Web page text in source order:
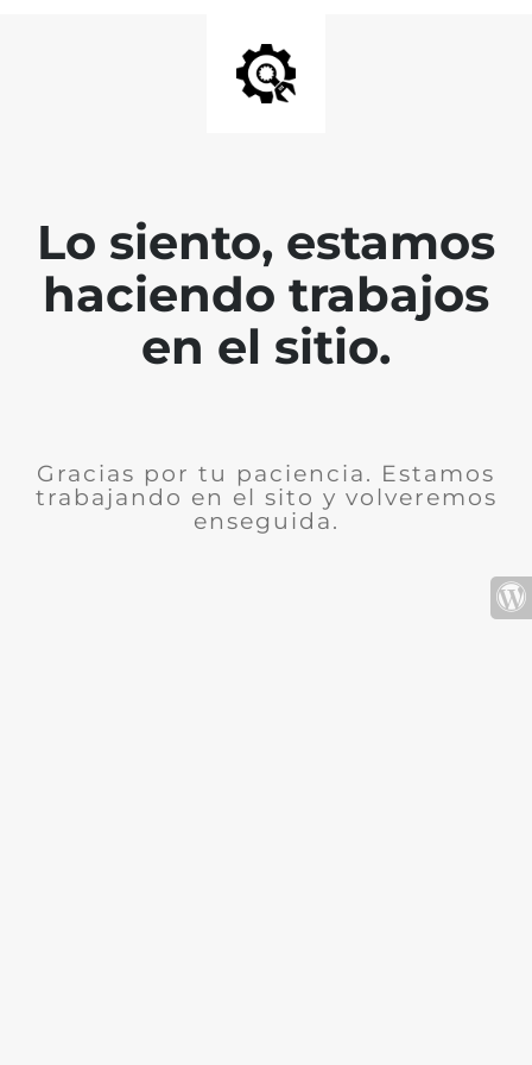
Lo siento, estamos
haciendo trabajos
en el sitio.
Gracias por tu paciencia. Estamos
trabajando en el sito y volveremos
enseguida.